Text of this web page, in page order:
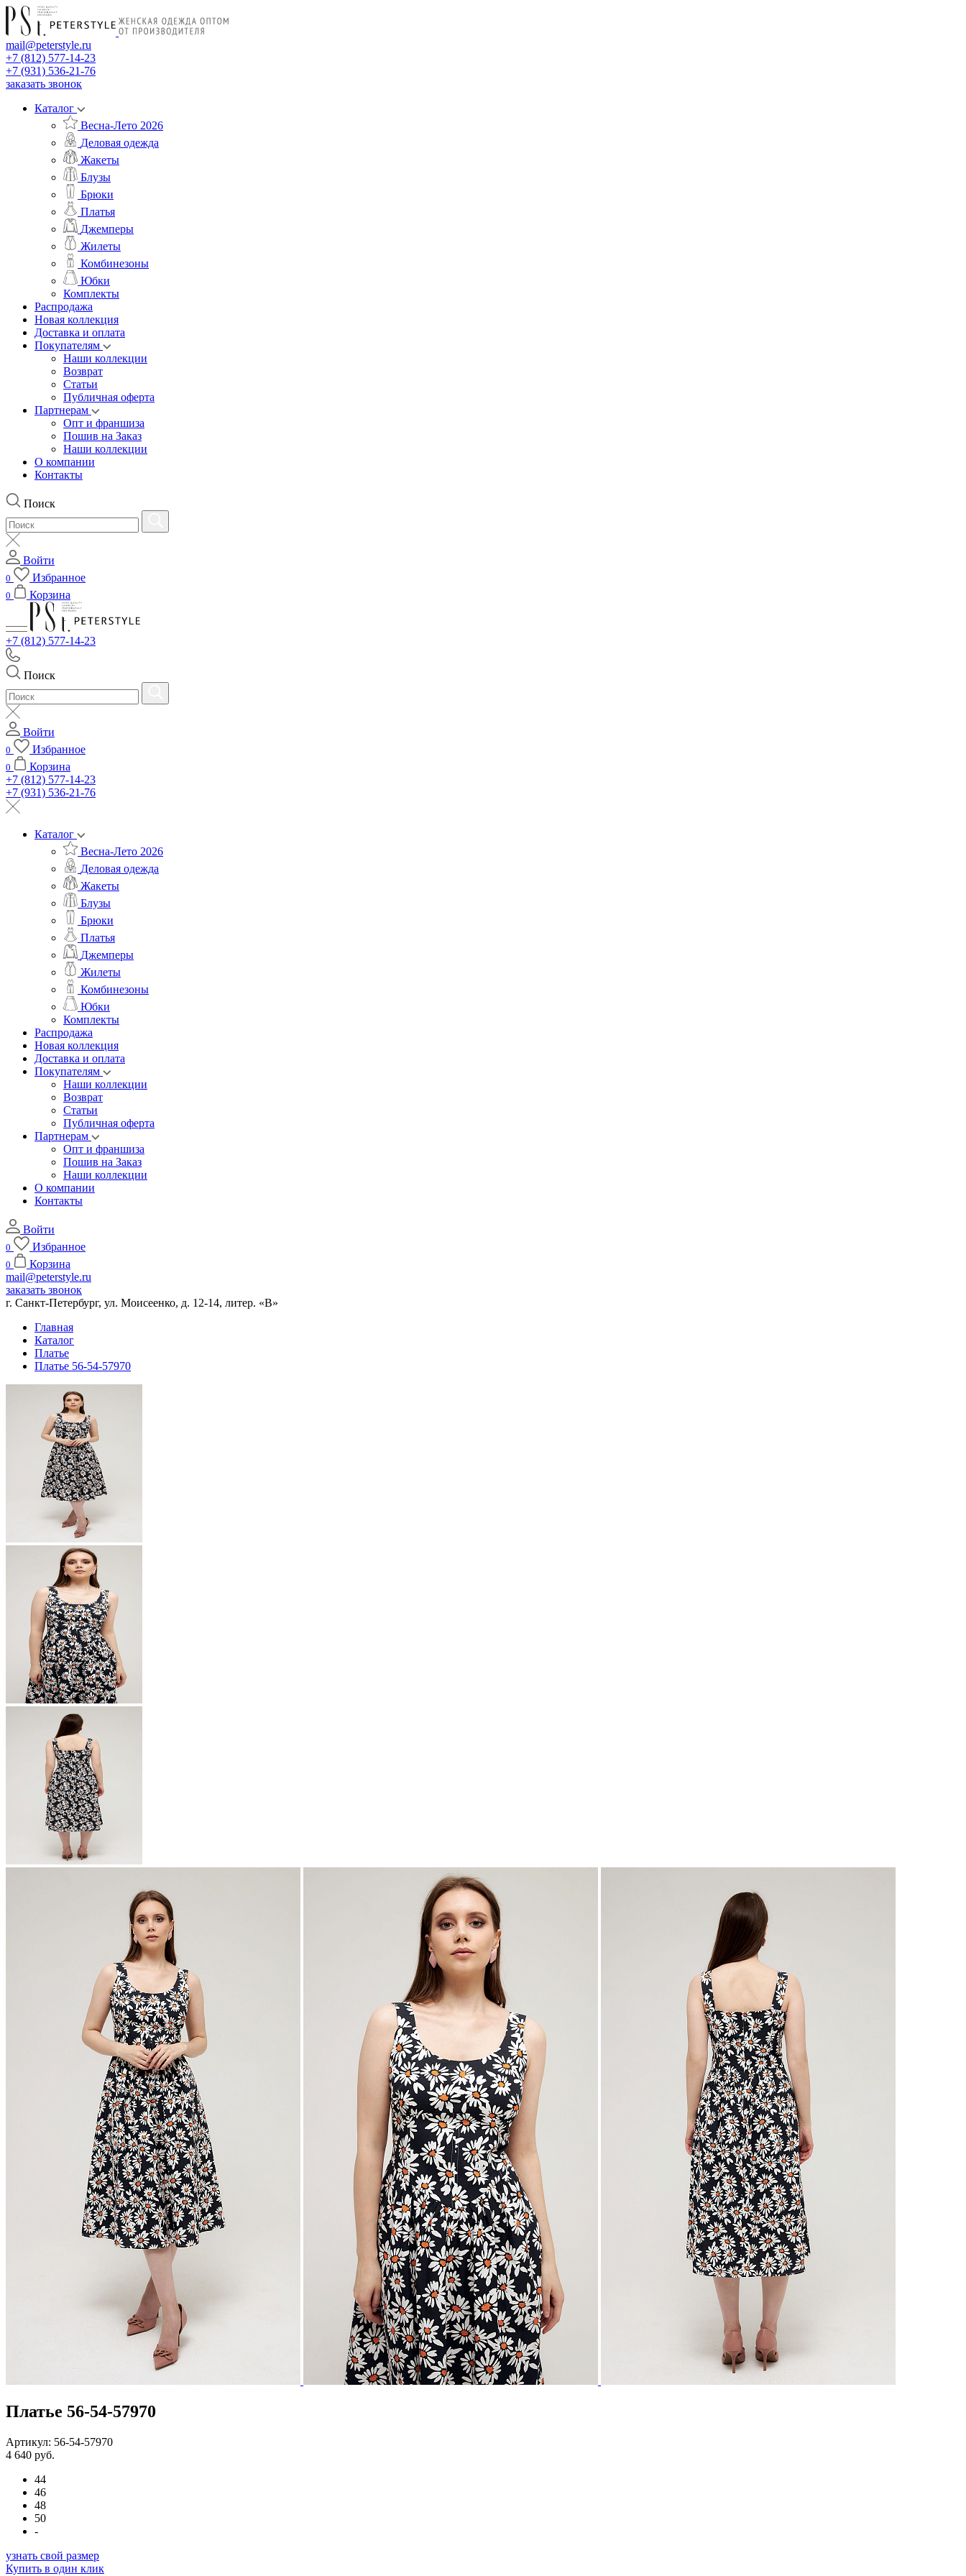
mail@peterstyle.ru
+7 (812) 577-14-23
+7 (931) 536-21-76
заказать звонок
Каталог
Весна-Лето 2026
Деловая одежда
Жакеты
Блузы
Брюки
Платья
Джемперы
Жилеты
Комбинезоны
Юбки
Комплекты
Распродажа
Новая коллекция
Доставка и оплата
Покупателям
Наши коллекции
Возврат
Статьи
Публичная оферта
Партнерам
Опт и франшиза
Пошив на Заказ
Наши коллекции
О компании
Контакты
Поиск
Войти
0 Избранное
0 Корзина
+7 (812) 577-14-23
Поиск
Войти
0 Избранное
0
Корзина
+7 (812) 577-14-23
+7 (931) 536-21-76
Каталог
Весна-Лето 2026
Деловая одежда
Жакеты
Блузы
Брюки
Платья
Джемперы
Жилеты
Комбинезоны
Юбки
Комплекты
Распродажа
Новая коллекция
Доставка и оплата
Покупателям
Наши коллекции
Возврат
Статьи
Публичная оферта
Партнерам
Опт и франшиза
Пошив на Заказ
Наши коллекции
О компании
Контакты
Войти
0 Избранное
0
Корзина
mail@peterstyle.ru
заказать звонок
г. Санкт-Петербург, ул. Моисеенко, д. 12-14, литер. «В»
Главная
Каталог
Платье
Платье 56-54-57970
Платье 56-54-57970
Артикул: 56-54-57970
4 640 руб.
44
46
48
50
-
узнать свой размер
Купить в один клик